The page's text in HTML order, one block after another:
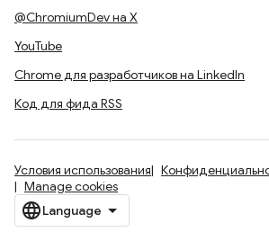
@ChromiumDev на X
YouTube
Chrome для разработчиков на LinkedIn
Код для фида RSS
Условия использования
Manage cookies